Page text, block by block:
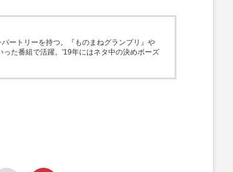
ートリーを持つ。『ものまねグランプリ』や
った番組で活躍。'19年にはネタ中の決めポーズ